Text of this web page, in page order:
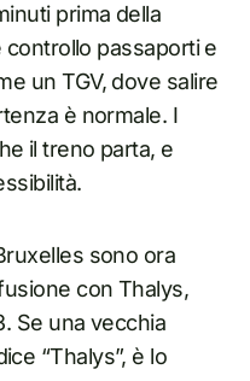
prima della
passaporti e
un TGV, dove salire
è normale. I
il treno parta, e
sono ora
con Thalys,
Se una vecchia
“Thalys”, è lo